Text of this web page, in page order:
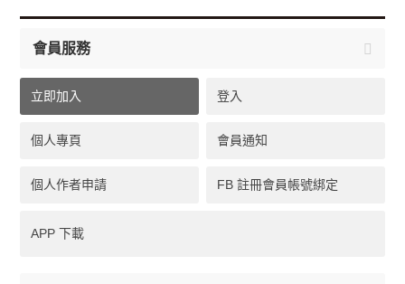
會員服務
立即加入 登入
個人專頁 會員通知
個人作者申請 FB 註冊會員帳號綁定
APP 下載